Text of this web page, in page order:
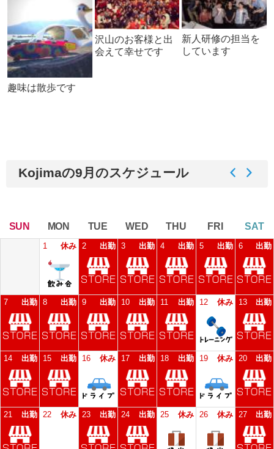
趣味は散歩です
沢山のお客様と出
会えて幸せです
新人研修の担当を
しています
Kojimaの9月のスケジュール
SUN MON TUE WED THU FRI SAT